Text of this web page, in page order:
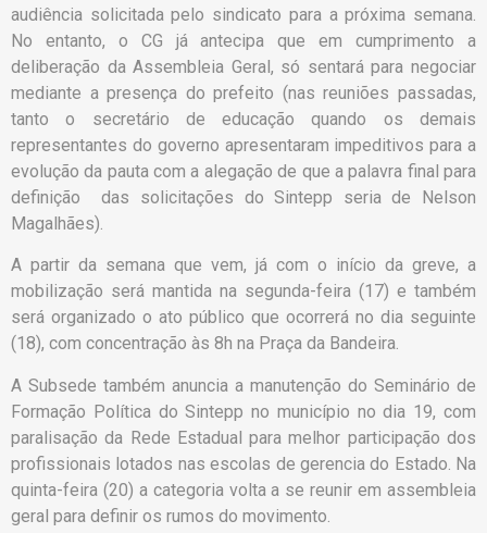
audiência solicitada pelo sindicato para a próxima semana.
No entanto, o CG já antecipa que em cumprimento a
deliberação da Assembleia Geral, só sentará para negociar
mediante a presença do prefeito (nas reuniões passadas,
tanto o secretário de educação quando os demais
representantes do governo apresentaram impeditivos para a
evolução da pauta com a alegação de que a palavra final para
definição das solicitações do Sintepp seria de Nelson
Magalhães).
A partir da semana que vem, já com o início da greve, a
mobilização será mantida na segunda-feira (17) e também
será organizado o ato público que ocorrerá no dia seguinte
(18), com concentração às 8h na Praça da Bandeira.
A Subsede também anuncia a manutenção do Seminário de
Formação Política do Sintepp no município no dia 19, com
paralisação da Rede Estadual para melhor participação dos
profissionais lotados nas escolas de gerencia do Estado. Na
quinta-feira (20) a categoria volta a se reunir em assembleia
geral para definir os rumos do movimento.